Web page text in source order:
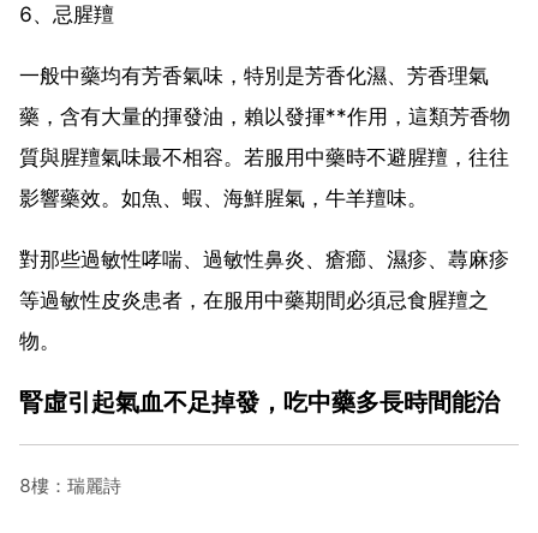
6、忌腥羶
一般中藥均有芳香氣味，特別是芳香化濕、芳香理氣
藥，含有大量的揮發油，賴以發揮**作用，這類芳香物
質與腥羶氣味最不相容。若服用中藥時不避腥羶，往往
影響藥效。如魚、蝦、海鮮腥氣，牛羊羶味。
對那些過敏性哮喘、過敏性鼻炎、瘡癤、濕疹、蕁麻疹
等過敏性皮炎患者，在服用中藥期間必須忌食腥羶之
物。
腎虛引起氣血不足掉發，吃中藥多長時間能治
8樓：瑞麗詩